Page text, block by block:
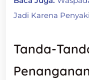
Jadi Karena
Tanda-